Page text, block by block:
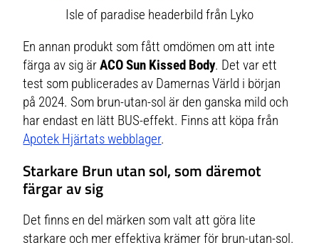
Isle of paradise headerbild från Lyko
En annan produkt som fått omdömen om att inte
färga av sig ärACO Sun Kissed Body. Det var ett
test som publicerades av Damernas Värld i början
på 2024. Som brun-utan-sol är den ganska mild och
har endast en lätt BUS-effekt. Finns att köpa från
Apotek Hjärtats webblager.
Starkare Brun utan sol, som däremot
färgar av sig
Det finns en del märken som valt att göra lite
starkare och mer effektiva krämer för brun-utan-sol.